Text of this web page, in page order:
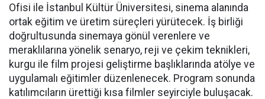
Ofisi ile İstanbul Kültür Üniversitesi, sinema alanında
ortak eğitim ve üretim süreçleri yürütecek. İş birliği
doğrultusunda sinemaya gönül verenlere ve
meraklılarına yönelik senaryo, reji ve çekim teknikleri,
kurgu ile film projesi geliştirme başlıklarında atölye ve
uygulamalı eğitimler düzenlenecek. Program sonunda
katılımcıların ürettiği kısa filmler seyirciyle buluşacak.